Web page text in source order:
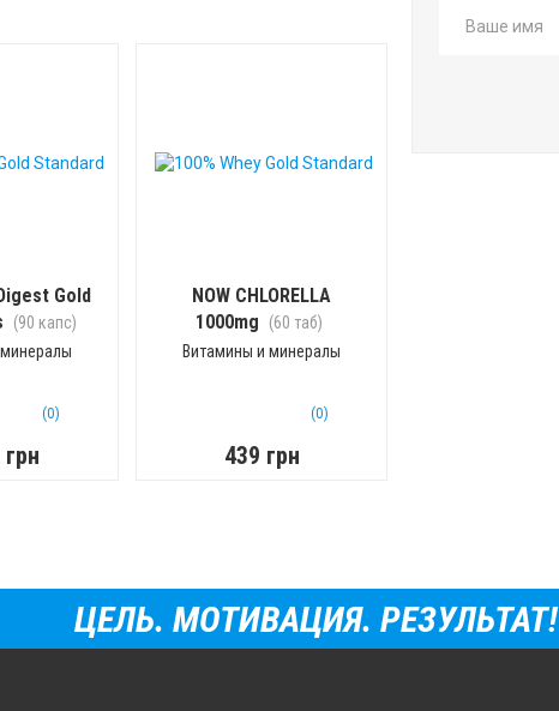
Gold
(90 капс)
(0)
NOW CHLORELLA
1000mg
(60 таб)
Витамины и минералы
(0)
439 грн
ЦЕЛЬ. МОТИВАЦИЯ. РЕЗУЛЬТАТ!